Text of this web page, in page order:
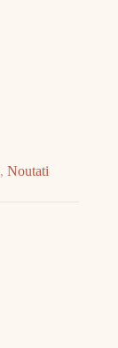
, Noutati